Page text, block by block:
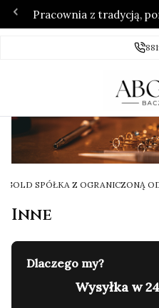
Pracownia z tradycją,
SPÓŁKA Z OGRANICZONĄ
Inne
Dlaczego my?
60 lat tradycji